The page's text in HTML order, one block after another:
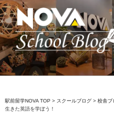
コ
ン
テ
ン
ツ
へ
ス
ッ
プ
駅前留学NOVA
英会話スクール・英会話教室
駅前留学NOVA TOP > スクールブログ > 校舎ブ
生きた英語を学ぼう！